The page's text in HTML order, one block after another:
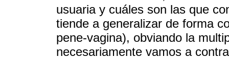
usuaria y cuáles son las que
tiende a generalizar de forma
pene-vagina), obviando la
necesariamente vamos a